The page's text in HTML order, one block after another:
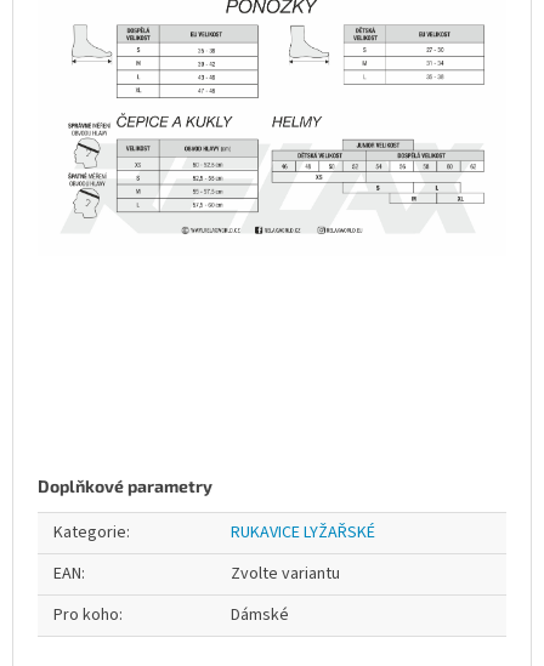
Doplňkové parametry
Kategorie:
RUKAVICE LYŽAŘSKÉ
EAN:
Zvolte variantu
Pro koho: Dámské